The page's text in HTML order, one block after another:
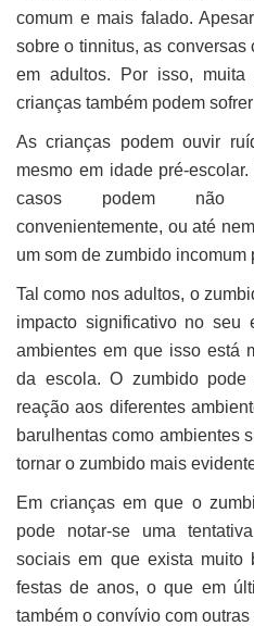
comum e mais falado.
sobre o tinnitus, as conversas
em adultos. Por isso,
crianças também podem
As crianças podem ouvir
mesmo em idade pré-
casos podem não
convenientemente, ou até
um som de zumbido incomum
Tal como nos adultos, o
impacto significativo no seu
ambientes em que isso está
da escola. O zumbido
reação aos diferentes
barulhentas como ambientes
tornar o zumbido mais
Em crianças em que o
pode notar-se uma
sociais em que exista muito
festas de anos, o que em
também o convívio com outras